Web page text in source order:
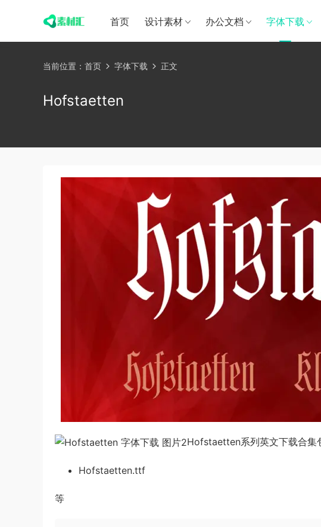
首页 设计素材 办公文档 字体下载
当前位置： 首页 字体下载 正文
Hofstaetten
Hofstaetten系列英文下载合集
Hofstaetten.ttf
等